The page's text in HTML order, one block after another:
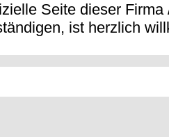
Seite dieser
ist herzlich